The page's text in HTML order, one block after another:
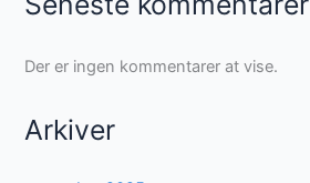
Der er ingen kommentarer at vise.
Arkiver